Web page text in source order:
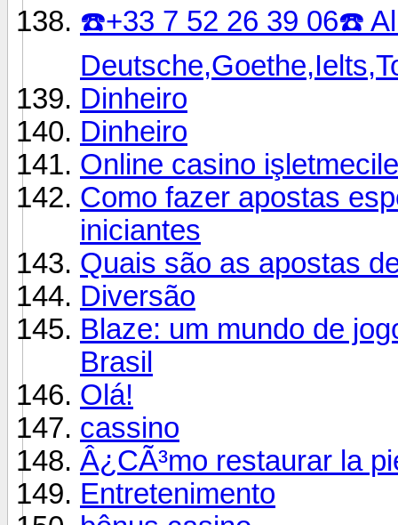
☎️+33 7 52 26 39 06☎️
Dinheiro
Dinheiro
Online casino
Como fazer apostas
iniciantes
Quais são as apostas
Diversão
Blaze: um mundo de
Brasil
Olá!
cassino
Â¿CÃ³mo restaurar la
Entretenimento